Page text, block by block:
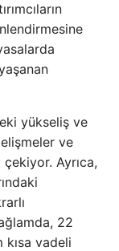
yükseliş ve
ve
Ayrıca,
22
vadeli